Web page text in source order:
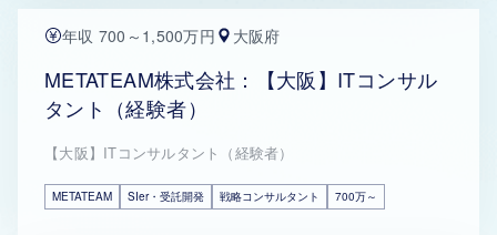
年収 700～1,500万円 大阪府
METATEAM株式会社：【大阪】ITコンサル
タント（経験者）
【大阪】ITコンサルタント（経験者）
METATEAM SIer・受託開発 戦略コンサルタント 700万～